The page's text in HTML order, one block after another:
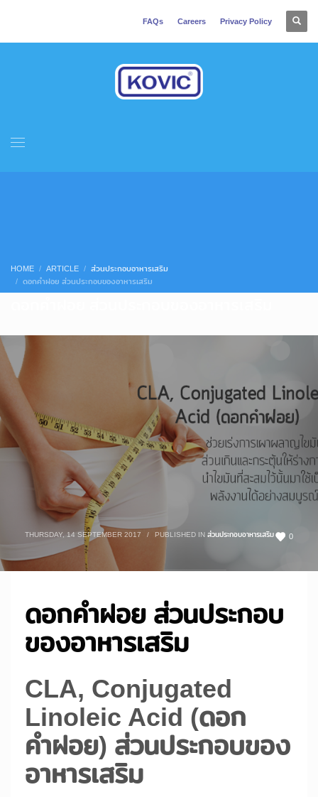
FAQs Careers Privacy Policy
HOME ARTICLE
ส่วนประกอบอาหารเสริม
ดอกคำฝอย ส่วนประกอบของอาหารเสริม
0
THURSDAY, 14 SEPTEMBER 2017 / PUBLISHED INส่วนประกอบอาหารเสริม
ดอกคำฝอย ส่วนประกอบ
ของอาหารเสริม
CLA, Conjugated
Linoleic Acid (ดอก
คำฝอย) ส่วนประกอบของ
อาหารเสริม